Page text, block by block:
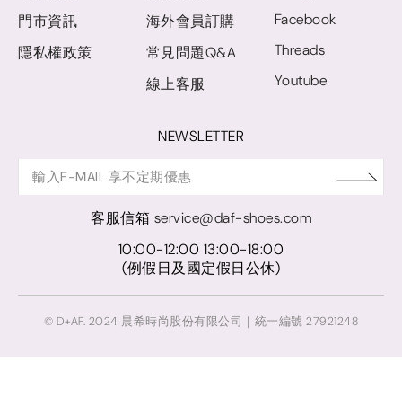
門市資訊
隱私權政策
海外會員訂購
常見問題Q&A
線上客服
Facebook
Threads
Youtube
NEWSLETTER
客服信箱 service@daf-shoes.com
10:00-12:00 13:00-18:00
(例假日及國定假日公休)
© D+AF. 2024 晨希時尚股份有限公司｜統一編號 27921248